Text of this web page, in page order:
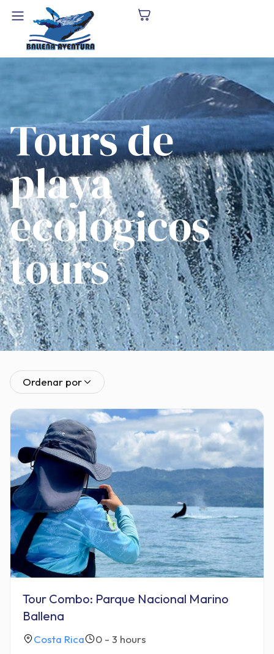
Tours de
playa
ecológicos
tours
Ordenar por
Tour Combo: Parque Nacional Marino
Ballena
Costa Rica
0 - 3 hours